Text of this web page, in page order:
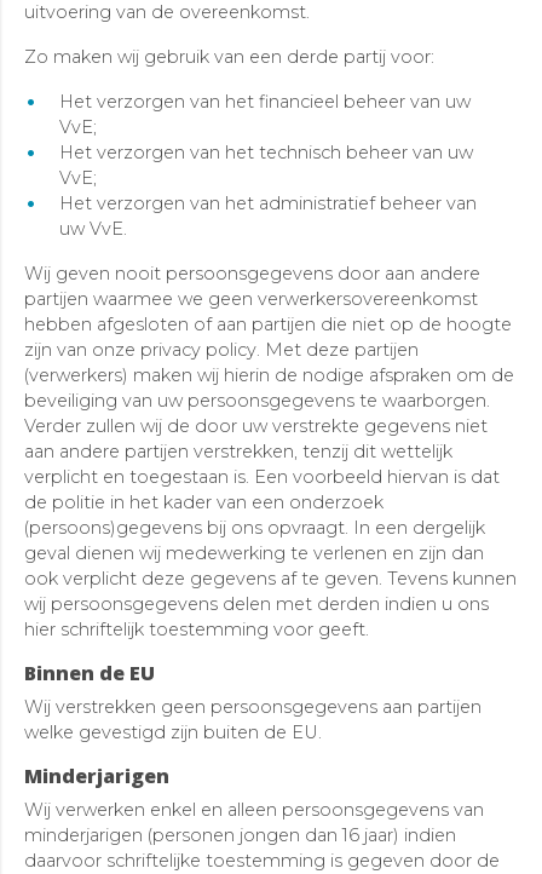
uitvoering van de overeenkomst.
Zo maken wij gebruik van een derde partij voor:
Het verzorgen van het financieel beheer van uw
VvE;
Het verzorgen van het technisch beheer van uw
VvE;
Het verzorgen van het administratief beheer van
uw VvE.
Wij geven nooit persoonsgegevens door aan andere
partijen waarmee we geen verwerkersovereenkomst
hebben afgesloten of aan partijen die niet op de hoogte
zijn van onze privacy policy. Met deze partijen
(verwerkers) maken wij hierin de nodige afspraken om de
beveiliging van uw persoonsgegevens te waarborgen.
Verder zullen wij de door uw verstrekte gegevens niet
aan andere partijen verstrekken, tenzij dit wettelijk
verplicht en toegestaan is. Een voorbeeld hiervan is dat
de politie in het kader van een onderzoek
(persoons)gegevens bij ons opvraagt. In een dergelijk
geval dienen wij medewerking te verlenen en zijn dan
ook verplicht deze gegevens af te geven. Tevens kunnen
wij persoonsgegevens delen met derden indien u ons
hier schriftelijk toestemming voor geeft.
Binnen de EU
Wij verstrekken geen persoonsgegevens aan partijen
welke gevestigd zijn buiten de EU.
Minderjarigen
Wij verwerken enkel en alleen persoonsgegevens van
minderjarigen (personen jongen dan 16 jaar) indien
daarvoor schriftelijke toestemming is gegeven door de